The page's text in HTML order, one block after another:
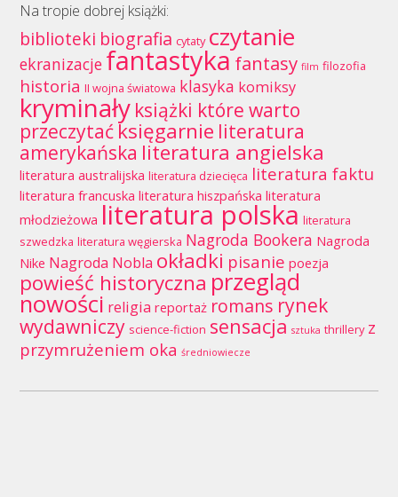
Na tropie dobrej książki:
biblioteki biografia cytaty czytanie
ekranizacje fantastykafantasy film filozofia
historia II wojna światowa klasyka komiksy
kryminały książki które warto
przeczytaćksięgarnie literatura
amerykańska literatura angielska
literatura australijska literatura dziecięca literatura faktu
literatura francuska literatura hiszpańska literatura
młodzieżowa literatura polska literatura
szwedzka literatura węgierska Nagroda Bookera Nagroda
Nike Nagroda Nobla okładki pisanie poezja
powieść historyczna przegląd
nowości religia reportaż romans rynek
wydawniczy science-fiction sensacja sztuka thrillery z
przymrużeniem oka średniowiecze